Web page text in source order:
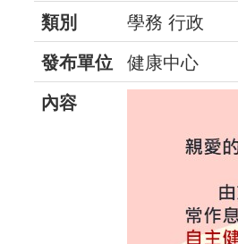
類別
學務 行政
發布單位 健康中心
內容